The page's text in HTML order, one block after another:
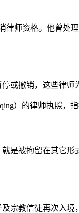
律师资格。他曾
或撤销，这些律师
）的律师执照，
是被拘留在其它
宗教信徒再次入